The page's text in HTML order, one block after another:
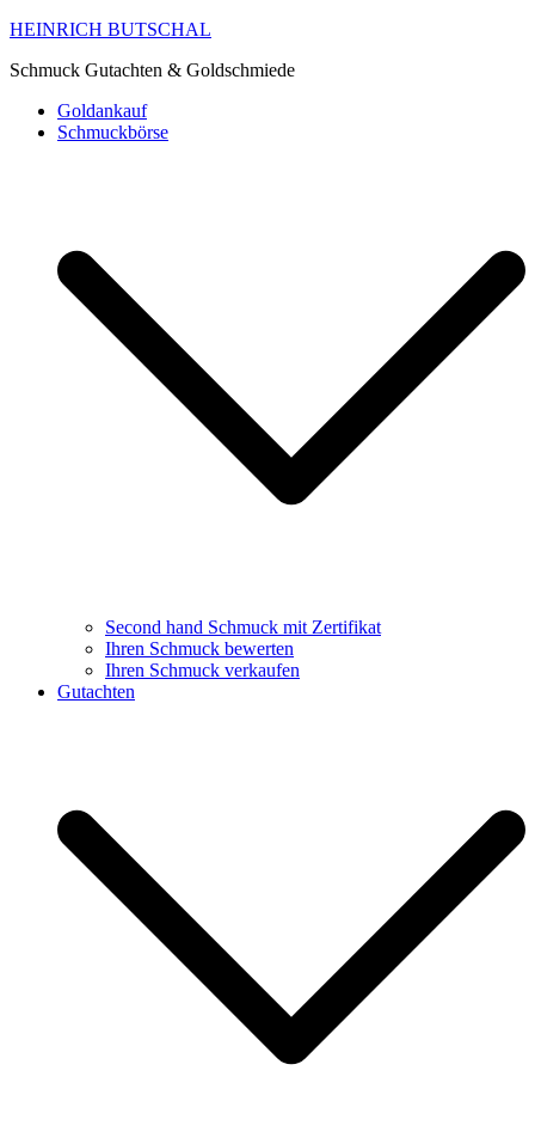
HEINRICH BUTSCHAL
Schmuck Gutachten & Goldschmiede
Goldankauf
Schmuckbörse
Second hand Schmuck mit Zertifikat
Ihren Schmuck bewerten
Ihren Schmuck verkaufen
Gutachten